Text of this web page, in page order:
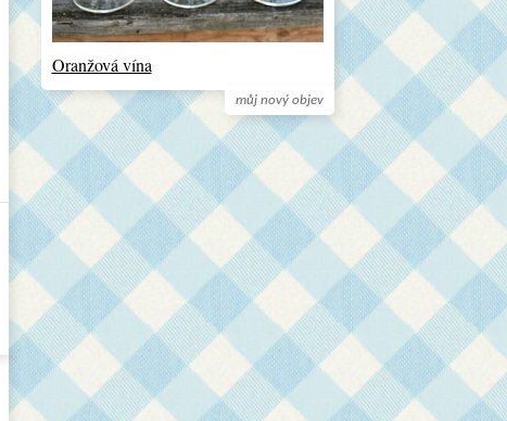
můj nový objev
Oranžová vína